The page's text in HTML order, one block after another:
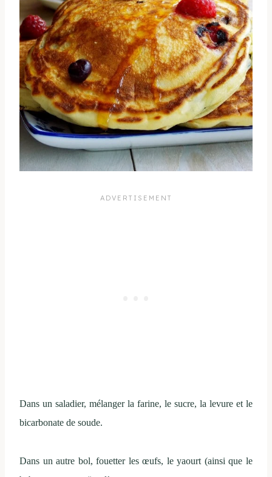
Dans un saladier, mélanger la farine, le sucre, la levure et le
bicarbonate de soude.
Dans un autre bol, fouetter les œufs, le yaourt (ainsi que le